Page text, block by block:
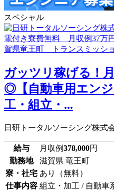
スペシャル
ガッツリ稼げる！
◎【自動車用エン
工・組立・...
日研トータルソーシング株式
給与 月収例378,000円
勤務地
滋賀県 竜王町
寮・社宅 あり（無料）
仕事内容 組立・加工 / 自動車